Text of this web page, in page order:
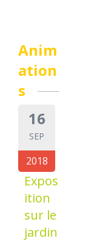
Anim
ation
s
16
SEP
2018
Expos
ition
sur le
jardin